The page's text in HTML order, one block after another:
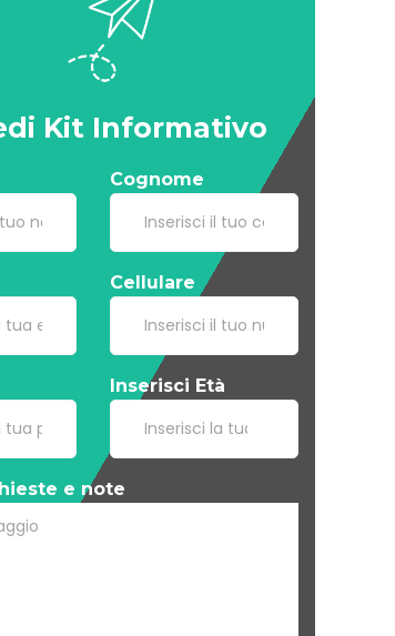
Kit Informativo
Cognome
Cellulare
Inserisci Età
e note